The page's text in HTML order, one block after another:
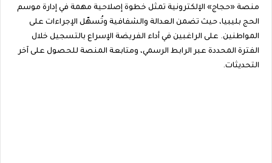
منصة «حجاج» الإلكترونية تمثل خطوة إصلاحية مهمة في إدارة موسم
الحج بليبيا، حيث تضمن العدالة والشفافية وتُسهّل الإجراءات على
المواطنين. على الراغبين في أداء الفريضة الإسراع بالتسجيل خلال
الفترة المحددة عبر الرابط الرسمي، ومتابعة المنصة للحصول على آخر
التحديثات.